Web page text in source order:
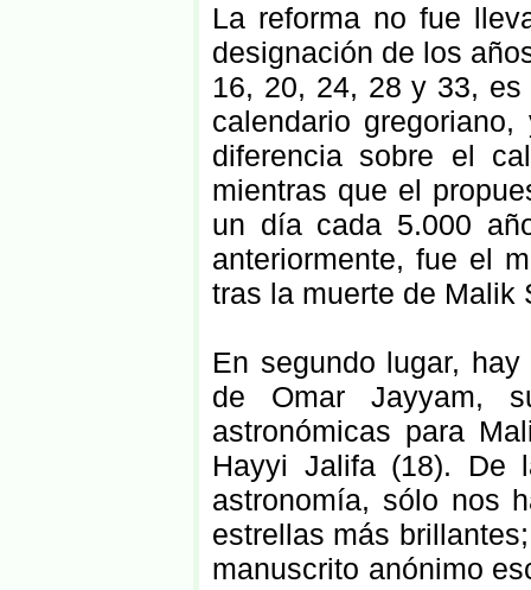
La reforma no fue
designación de los
16, 20, 24, 28 y 33,
calendario
diferencia sobre el
mientras que el
un día cada 5.000
anteriormente, fue el
tras la muerte de Malik
En segundo lugar,
de Omar Jayyam,
astronómicas para
Hayyi Jalifa (18). De
astronomía, sólo nos
estrellas más
manuscrito anónimo